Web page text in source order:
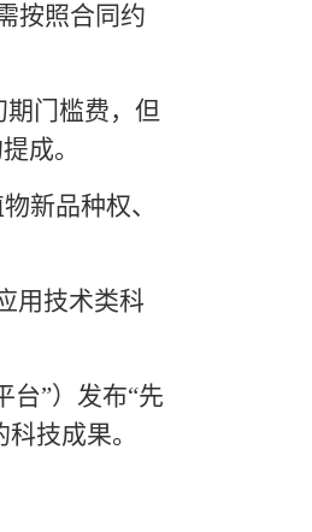
按照合同约
门槛费，但
成。
新品种权、
用技术类科
台”）发布“先
技成果。